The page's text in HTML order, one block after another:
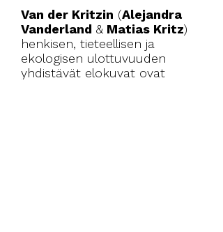
Van der Kritzin (Alejandra
Vanderland & Matias Kritz)
henkisen, tieteellisen ja
ekologisen ulottuvuuden
yhdistävät elokuvat ovat